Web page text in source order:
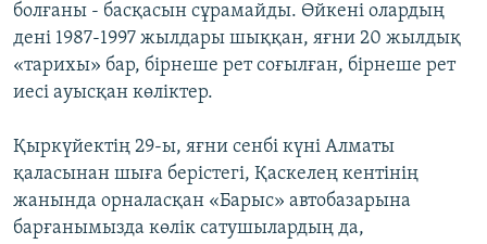
болғаны - басқасын сұрамайды. Өйкені олардың
дені 1987-1997 жылдары шыққан, яғни 20 жылдық
«тарихы» бар, бірнеше рет соғылған, бірнеше рет
иесі ауысқан көліктер.
Қыркүйектің 29-ы, яғни сенбі күні Алматы
қаласынан шыға берістегі, Қаскелең кентінің
жанында орналасқан «Барыс» автобазарына
барғанымызда көлік сатушылардың да,